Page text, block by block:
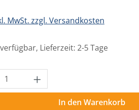
MwSt. zzgl. Versandkosten
Lieferzeit: 2-5 Tage
Anzahl: Gib den
In den Warenkorb